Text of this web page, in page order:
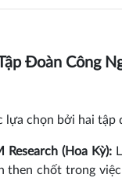
Đoàn Công
lựa chọn bởi hai tập
Research (Hoa Kỳ):
then chốt trong việc